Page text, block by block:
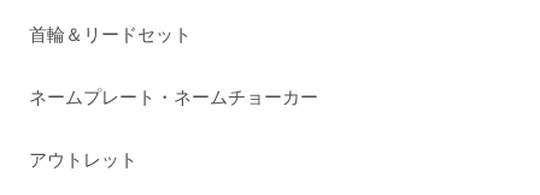
首輪＆リードセット
ネームプレート・ネームチョーカー
アウトレット